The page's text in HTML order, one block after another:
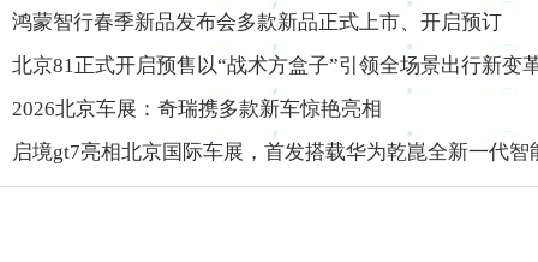
鸿蒙智行春季新品发布会多款新品正式上市、开启预订
北京81正式开启预售以“战术方盒子”引领全场景出行新变
2026北京车展：奇瑞携多款新车惊艳亮相
启境gt7亮相北京国际车展，首发搭载华为乾崑全新一代智